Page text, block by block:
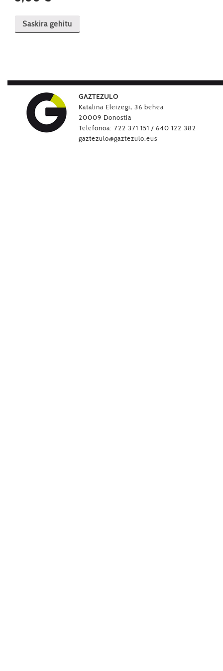
Saskira gehitu
GAZTEZULO
Katalina Eleizegi, 36 behea
20009 Donostia
Telefonoa: 722 371 151 / 640 122 382
gaztezulo@gaztezulo.eus